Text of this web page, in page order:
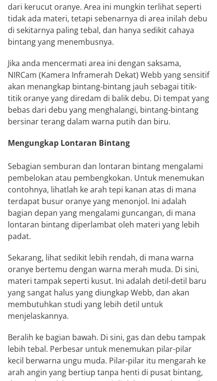
dari kerucut oranye. Area ini mungkin terlihat seperti
tidak ada materi, tetapi sebenarnya di area inilah debu
di sekitarnya paling tebal, dan hanya sedikit cahaya
bintang yang menembusnya.
Jika anda mencermati area ini dengan saksama,
NIRCam (Kamera Inframerah Dekat) Webb yang sensitif
akan menangkap bintang-bintang jauh sebagai titik-
titik oranye yang diredam di balik debu. Di tempat yang
bebas dari debu yang menghalangi, bintang-bintang
bersinar terang dalam warna putih dan biru.
Mengungkap Lontaran Bintang
Sebagian semburan dan lontaran bintang mengalami
pembelokan atau pembengkokan. Untuk menemukan
contohnya, lihatlah ke arah tepi kanan atas di mana
terdapat busur oranye yang menonjol. Ini adalah
bagian depan yang mengalami guncangan, di mana
lontaran bintang diperlambat oleh materi yang lebih
padat.
Sekarang, lihat sedikit lebih rendah, di mana warna
oranye bertemu dengan warna merah muda. Di sini,
materi tampak seperti kusut. Ini adalah detil-detil baru
yang sangat halus yang diungkap Webb, dan akan
membutuhkan studi yang lebih detil untuk
menjelaskannya.
Beralih ke bagian bawah. Di sini, gas dan debu tampak
lebih tebal. Perbesar untuk menemukan pilar-pilar
kecil berwarna ungu muda. Pilar-pilar itu mengarah ke
arah angin yang bertiup tanpa henti di pusat bintang,